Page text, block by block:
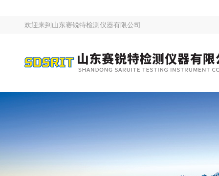
欢迎来到 山东赛锐特检测仪器有限公司